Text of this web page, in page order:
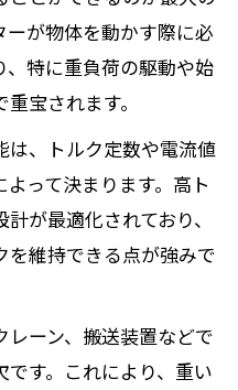
が物体を動かす際に必
特に重負荷の駆動や始
宝されます。
は、トルク定数や電流値
って決まります。高ト
が最適化されており、
維持できる点が強みで
ーン、搬送装置などで
す。これにより、重い